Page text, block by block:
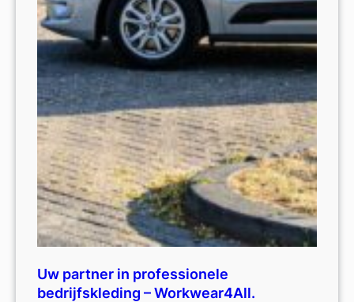
Uw partner in professionele
bedrijfskleding – Workwear4All.